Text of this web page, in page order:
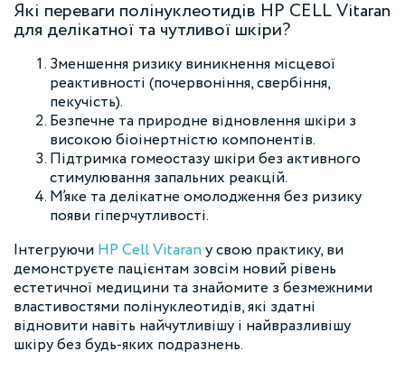
Які переваги полінуклеотидів HP CELL Vitaran
для делікатної та чутливої шкіри?
Зменшення ризику виникнення місцевої
реактивності (почервоніння, свербіння,
пекучість).
Безпечне та природне відновлення шкіри з
високою біоінертністю компонентів.
Підтримка гомеостазу шкіри без активного
стимулювання запальних реакцій.
М’яке та делікатне омолодження без ризику
появи гіперчутливості.
Інтегруючи HP Cell Vitaranу свою практику, ви
демонструєте пацієнтам зовсім новий рівень
естетичної медицини та знайомите з безмежними
властивостями полінуклеотидів, які здатні
відновити навіть найчутливішу і найвразливішу
шкіру без будь-яких подразнень.